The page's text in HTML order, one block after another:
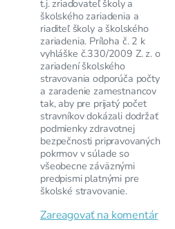
t.j. zriaďovateľ školy a
školského zariadenia a
riaditeľ školy a školského
zariadenia. Príloha č. 2 k
vyhláške č.330/2009 Z. z. o
zariadení školského
stravovania odporúča počty
a zaradenie zamestnancov
tak, aby pre prijatý počet
stravníkov dokázali dodržať
podmienky zdravotnej
bezpečnosti pripravovaných
pokrmov v súlade so
všeobecne záväznými
predpismi platnými pre
školské stravovanie.
Zareagovať na komentár